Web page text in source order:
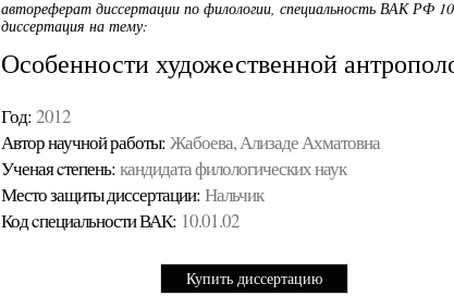
автореферат диссертации по филологии, специальность ВАК РФ
диссертация на тему:
Особенности художественной
Год: 2012
Автор научной работы: Жабоева, Ализаде Ахматовна
Ученая cтепень: кандидата филологических наук
Место защиты диссертации: Нальчик
Код cпециальности ВАК: 10.01.02
Купить диссертацию